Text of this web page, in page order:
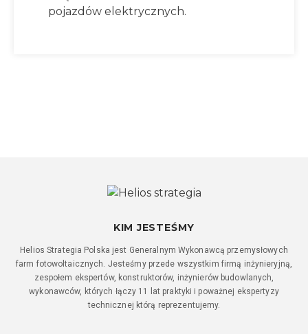
pojazdów elektrycznych.
KIM JESTEŚMY
Helios Strategia Polska jest Generalnym Wykonawcą przemysłowych
farm fotowoltaicznych. Jesteśmy przede wszystkim firmą inżynieryjną,
zespołem ekspertów, konstruktorów, inżynierów budowlanych,
wykonawców, których łączy 11 lat praktyki i poważnej ekspertyzy
technicznej którą reprezentujemy.